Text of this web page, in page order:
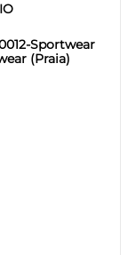
Sportwear
(Praia)